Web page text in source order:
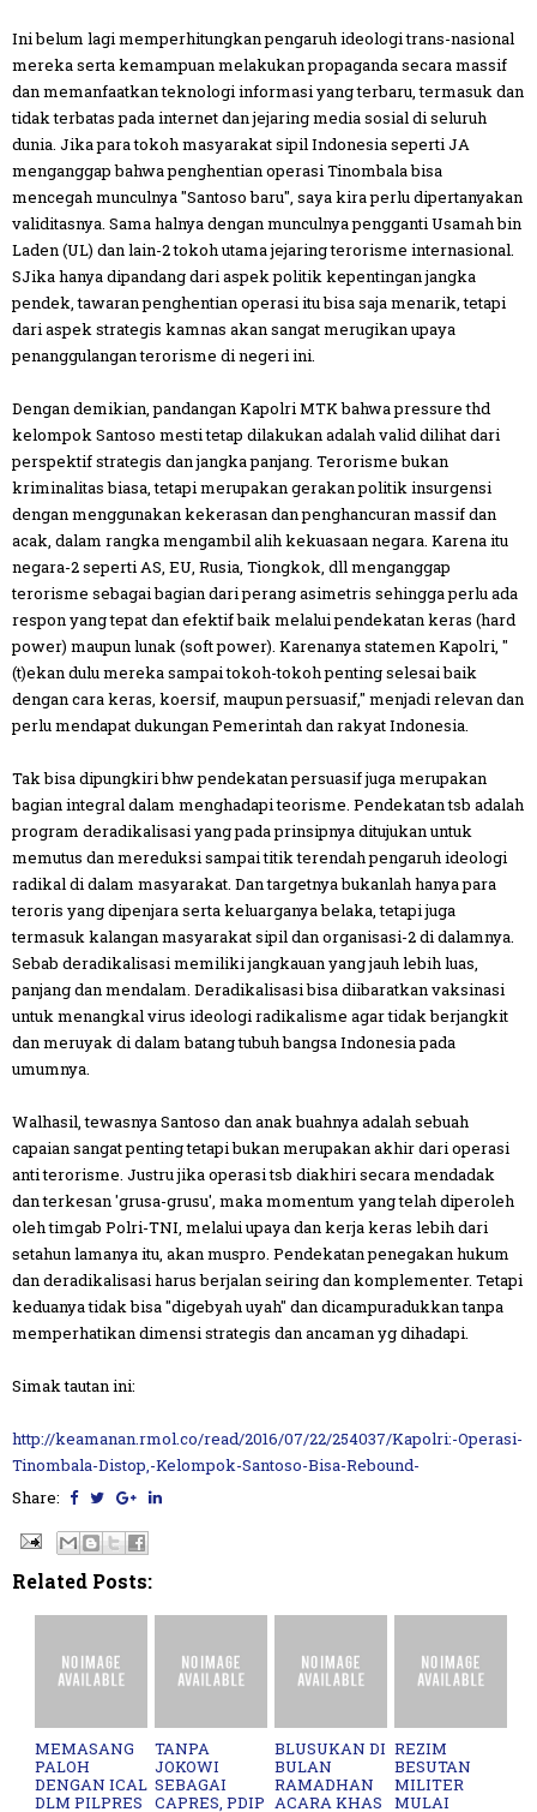
Ini belum lagi memperhitungkan pengaruh ideologi trans-nasional
mereka serta kemampuan melakukan propaganda secara massif
dan memanfaatkan teknologi informasi yang terbaru, termasuk dan
tidak terbatas pada internet dan jejaring media sosial di seluruh
dunia. Jika para tokoh masyarakat sipil Indonesia seperti JA
menganggap bahwa penghentian operasi Tinombala bisa
mencegah munculnya "Santoso baru", saya kira perlu dipertanyakan
validitasnya. Sama halnya dengan munculnya pengganti Usamah bin
Laden (UL) dan lain-2 tokoh utama jejaring terorisme internasional.
SJika hanya dipandang dari aspek politik kepentingan jangka
pendek, tawaran penghentian operasi itu bisa saja menarik, tetapi
dari aspek strategis kamnas akan sangat merugikan upaya
penanggulangan terorisme di negeri ini.
Dengan demikian, pandangan Kapolri MTK bahwa pressure thd
kelompok Santoso mesti tetap dilakukan adalah valid dilihat dari
perspektif strategis dan jangka panjang. Terorisme bukan
kriminalitas biasa, tetapi merupakan gerakan politik insurgensi
dengan menggunakan kekerasan dan penghancuran massif dan
acak, dalam rangka mengambil alih kekuasaan negara. Karena itu
negara-2 seperti AS, EU, Rusia, Tiongkok, dll menganggap
terorisme sebagai bagian dari perang asimetris sehingga perlu ada
respon yang tepat dan efektif baik melalui pendekatan keras (hard
power) maupun lunak (soft power). Karenanya statemen Kapolri, "
(t)ekan dulu mereka sampai tokoh-tokoh penting selesai baik
dengan cara keras, koersif, maupun persuasif," menjadi relevan dan
perlu mendapat dukungan Pemerintah dan rakyat Indonesia.
Tak bisa dipungkiri bhw pendekatan persuasif juga merupakan
bagian integral dalam menghadapi teorisme. Pendekatan tsb adalah
program deradikalisasi yang pada prinsipnya ditujukan untuk
memutus dan mereduksi sampai titik terendah pengaruh ideologi
radikal di dalam masyarakat. Dan targetnya bukanlah hanya para
teroris yang dipenjara serta keluarganya belaka, tetapi juga
termasuk kalangan masyarakat sipil dan organisasi-2 di dalamnya.
Sebab deradikalisasi memiliki jangkauan yang jauh lebih luas,
panjang dan mendalam. Deradikalisasi bisa diibaratkan vaksinasi
untuk menangkal virus ideologi radikalisme agar tidak berjangkit
dan meruyak di dalam batang tubuh bangsa Indonesia pada
umumnya.
Walhasil, tewasnya Santoso dan anak buahnya adalah sebuah
capaian sangat penting tetapi bukan merupakan akhir dari operasi
anti terorisme. Justru jika operasi tsb diakhiri secara mendadak
dan terkesan 'grusa-grusu', maka momentum yang telah diperoleh
oleh timgab Polri-TNI, melalui upaya dan kerja keras lebih dari
setahun lamanya itu, akan muspro. Pendekatan penegakan hukum
dan deradikalisasi harus berjalan seiring dan komplementer. Tetapi
keduanya tidak bisa "digebyah uyah" dan dicampuradukkan tanpa
memperhatikan dimensi strategis dan ancaman yg dihadapi.
Simak tautan ini:
http://keamanan.rmol.co/read/2016/07/22/254037/Kapolri:-Operasi-
Tinombala-Distop,-Kelompok-Santoso-Bisa-Rebound-
Share:
Related Posts:
MEMASANG
PALOH
DENGAN ICAL
DLM PILPRES
TANPA
JOKOWI
SEBAGAI
CAPRES, PDIP
BLUSUKAN DI
BULAN
RAMADHAN
ACARA KHAS
REZIM
BESUTAN
MILITER
MULAI